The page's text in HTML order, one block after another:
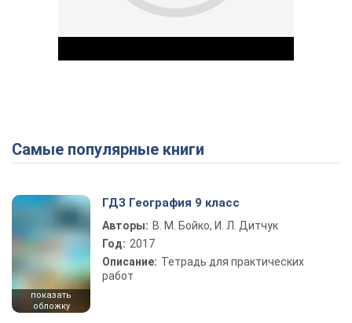
Play Video
Самые популярные книги
показать
обложку
ГДЗ География 9 класс
Авторы: В. М. Бойко, И. Л. Дитчук
Год: 2017
Описание: Тетрадь для практических
работ